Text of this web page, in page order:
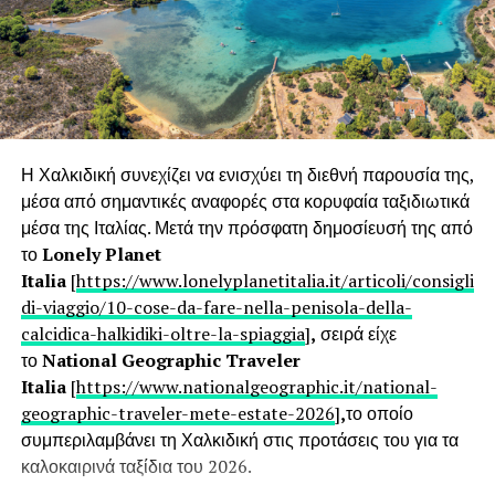
επιστημονική γνώση σε πραγματικά συστήματα
διαχείρισης αποβλήτων, το SOWISE+ θα υποστηρίξει
το σύγχρονο μοντέλο κυκλικής αστικής-βιομηχανικής
συμβίωσης.
Το SOWISE+ θα δημιουργήσει την πρώτη στο είδος της
πολυλειτουργική βιοδιυλιστηριακή μονάδα, η οποία θα
μετατρέπει δύο ροές αποβλήτων σε υλικά υψηλής αξίας.
Τα χωριστά συλλεγόμενα αστικά απόβλητα (βιοαπόβλητα
και απορροφητικά προϊόντα υγιεινής, π.χ. πάνες,
σερβιέτες) θα μετατρέπονται σε πολυμερή (πλαστικό) και
κυτταρίνη.
Σε πλήρη κλίμακα, το έργο στοχεύει στην παραγωγή
περίπου 230 τόνων πολυμερών ετησίως, με υψηλή
καθαρότητα και ανταγωνιστικά χαρακτηριστικά.
Παράλληλα, η υποδομή για τα απορροφητικά προϊόντα
υγιεινής θα συνδεθεί με εξειδικευμένη τεχνολογική
μονάδα με στόχο την παραγωγή έως και 700 τόνων
Η Χαλκιδική συνεχίζει να ενισχύει τη διεθνή παρουσία της,
μέσα από σημαντικές αναφορές στα κορυφαία ταξιδιωτικά
μέσα της Ιταλίας. Μετά την πρόσφατη δημοσίευσή της από
τοLonely Planet
Italia [https://www.lonelyplanetitalia.it/articoli/consigli-
di-viaggio/10-cose-da-fare-nella-penisola-della-
calcidica-halkidiki-oltre-la-spiaggia], σειρά είχε
τοNational Geographic Traveler
Italia [https://www.nationalgeographic.it/national-
geographic-traveler-mete-estate-2026],το οποίο
συμπεριλαμβάνει τη Χαλκιδική στις προτάσεις του για τα
καλοκαιρινά ταξίδια του 2026.